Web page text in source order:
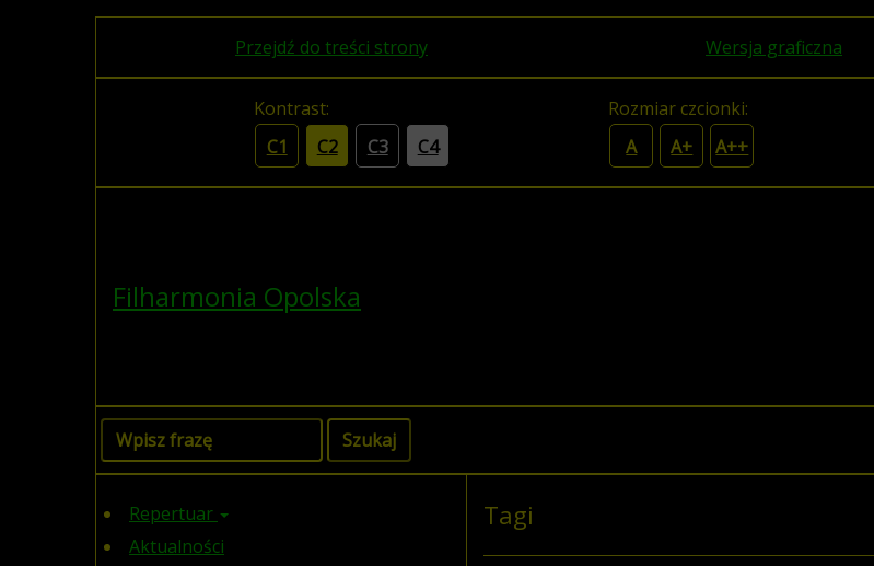
Przejdź do treści strony Wersja graficzna
Kontrast:
C1
C2 C3 C4
Rozmiar czcionki:
A
A+ A++
Filharmonia Opolska
Repertuar
Aktualności
Tagi